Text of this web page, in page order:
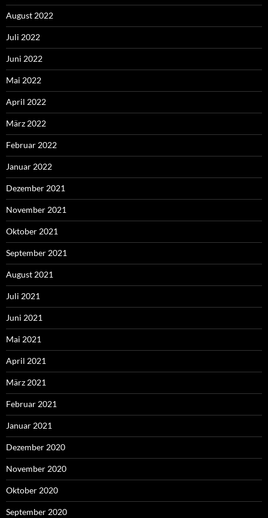
August 2022
Juli 2022
Juni 2022
Mai 2022
April 2022
März 2022
Februar 2022
Januar 2022
Dezember 2021
November 2021
Oktober 2021
September 2021
August 2021
Juli 2021
Juni 2021
Mai 2021
April 2021
März 2021
Februar 2021
Januar 2021
Dezember 2020
November 2020
Oktober 2020
September 2020